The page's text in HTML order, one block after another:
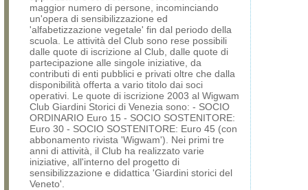
maggior numero di persone, incominciando
un'opera di sensibilizzazione ed
'alfabetizzazione vegetale' fin dal periodo della
scuola. Le attività del Club sono rese possibili
dalle quote di iscrizione al Club, dalle quote di
partecipazione alle singole iniziative, da
contributi di enti pubblici e privati oltre che dalla
disponibilità offerta a vario titolo dai soci
operativi. Le quote di iscrizione 2003 al Wigwam
Club Giardini Storici di Venezia sono: - SOCIO
ORDINARIO Euro 15 - SOCIO SOSTENITORE:
Euro 30 - SOCIO SOSTENITORE: Euro 45 (con
abbonamento rivista 'Wigwam'). Nei primi tre
anni di attività, il Club ha realizzato varie
iniziative, all'interno del progetto di
sensibilizzazione e didattica 'Giardini storici del
Veneto'.